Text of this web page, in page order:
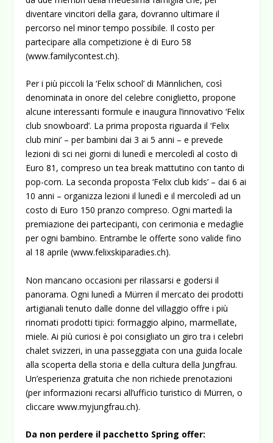
diventare vincitori della gara, dovranno ultimare il
percorso nel minor tempo possibile. Il costo per
partecipare alla competizione è di Euro 58
(www.familycontest.ch).
Per i più piccoli la ‘Felix school’ di Männlichen, così
denominata in onore del celebre coniglietto, propone
alcune interessanti formule e inaugura l’innovativo ‘Felix
club snowboard’. La prima proposta riguarda il ‘Felix
club mini’ – per bambini dai 3 ai 5 anni – e prevede
lezioni di sci nei giorni di lunedì e mercoledì al costo di
Euro 81, compreso un tea break mattutino con tanto di
pop-corn. La seconda proposta ‘Felix club kids’ – dai 6 ai
10 anni – organizza lezioni il lunedì e il mercoledì ad un
costo di Euro 150 pranzo compreso. Ogni martedì la
premiazione dei partecipanti, con cerimonia e medaglie
per ogni bambino. Entrambe le offerte sono valide fino
al 18 aprile (www.felixskiparadies.ch).
Non mancano occasioni per rilassarsi e godersi il
panorama. Ogni lunedì a Mürren il mercato dei prodotti
artigianali tenuto dalle donne del villaggio offre i più
rinomati prodotti tipici: formaggio alpino, marmellate,
miele. Ai più curiosi è poi consigliato un giro tra i celebri
chalet svizzeri, in una passeggiata con una guida locale
alla scoperta della storia e della cultura della Jungfrau.
Un’esperienza gratuita che non richiede prenotazioni
(per informazioni recarsi all’ufficio turistico di Mürren, o
cliccare www.myjungfrau.ch).
Da non perdere il pacchetto Spring offer: